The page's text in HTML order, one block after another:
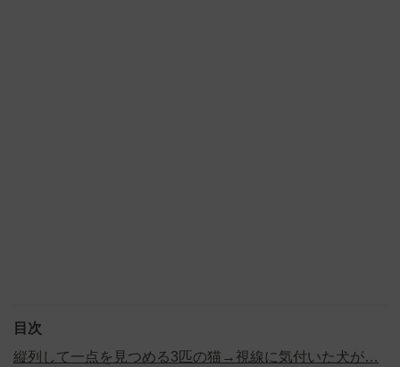
目次
縦列して一点を見つめる3匹の猫→視線に気付いた犬が…